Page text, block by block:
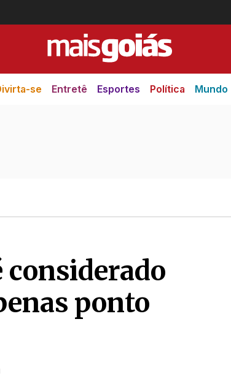
se Entretê Esportes Política Mundo
considerado
ponto